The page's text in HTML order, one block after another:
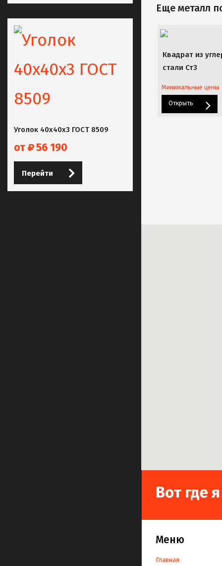
Еще металл
Квадрат из
стали Ст3
Минимальные цены
Открыть
Уголок 40х40х3 ГОСТ 8509
от 56 190
Перейти
Вот где
Меню
Главная